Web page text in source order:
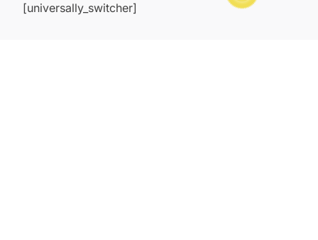
[universally_switcher]